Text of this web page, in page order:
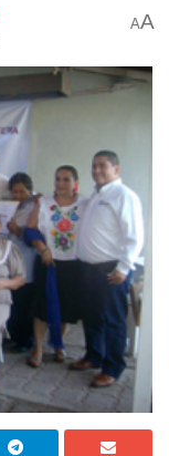
AA